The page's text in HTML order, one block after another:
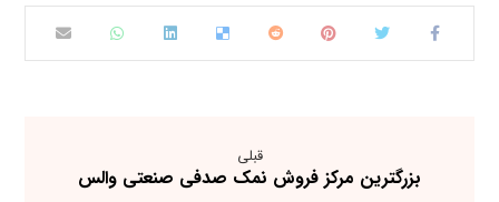
قبلی
بزرگترین مرکز فروش نمک صدفی صنعتی والس